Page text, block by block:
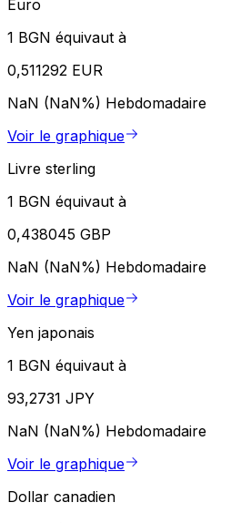
Euro
1 BGN équivaut à
0,511292 EUR
NaN (NaN%) Hebdomadaire
Voir le graphique
Livre sterling
1 BGN équivaut à
0,438045 GBP
NaN (NaN%) Hebdomadaire
Voir le graphique
Yen japonais
1 BGN équivaut à
93,2731 JPY
NaN (NaN%) Hebdomadaire
Voir le graphique
Dollar canadien